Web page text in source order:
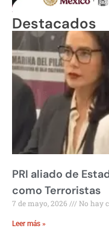
Destacados
PRI aliado de
como Terroristas
7 de mayo, 2026 No hay
Leer más »